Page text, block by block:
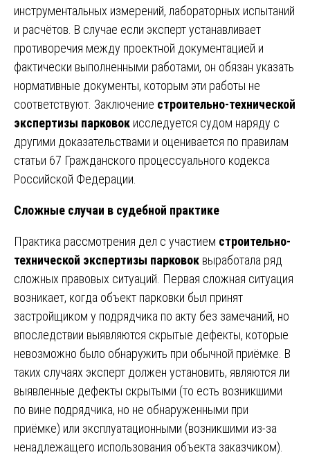
инструментальных измерений, лабораторных испытаний
и расчётов. В случае если эксперт устанавливает
противоречия между проектной документацией и
фактически выполненными работами, он обязан указать
нормативные документы, которым эти работы не
соответствуют. Заключение строительно-технической
экспертизы парковок исследуется судом наряду с
другими доказательствами и оценивается по правилам
статьи 67 Гражданского процессуального кодекса
Российской Федерации.
Сложные случаи в судебной практике
Практика рассмотрения дел с участием строительно-
технической экспертизы парковок выработала ряд
сложных правовых ситуаций. Первая сложная ситуация
возникает, когда объект парковки был принят
застройщиком у подрядчика по акту без замечаний, но
впоследствии выявляются скрытые дефекты, которые
невозможно было обнаружить при обычной приёмке. В
таких случаях эксперт должен установить, являются ли
выявленные дефекты скрытыми (то есть возникшими
по вине подрядчика, но не обнаруженными при
приёмке) или эксплуатационными (возникшими из-за
ненадлежащего использования объекта заказчиком).